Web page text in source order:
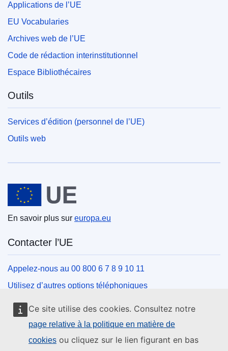
Ce site utilise des cookies. Consultez notre
page relative à la politique en matière de
cookies ou cliquez sur le lien figurant en bas
Applications de l’UE
EU Vocabularies
Archives web de l’UE
Code de rédaction interinstitutionnel
Espace Bibliothécaires
Outils
Services d’édition (personnel de l’UE)
Outils web
Union européenne
En savoir plus sur europa.eu
Contacter l’UE
Appelez-nous au 00 800 6 7 8 9 10 11
Utilisez d’autres options téléphoniques
Écrivez-nous au moyen de notre formulaire de contact
Rencontrez-nous dans un des centres de l’UE
Réseaux sociaux